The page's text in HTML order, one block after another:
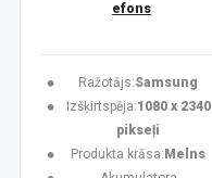
efons
Ražotājs:Samsung
Izšķirtspēja:1080 x 2340
pikseļi
Produkta krāsa: Melns